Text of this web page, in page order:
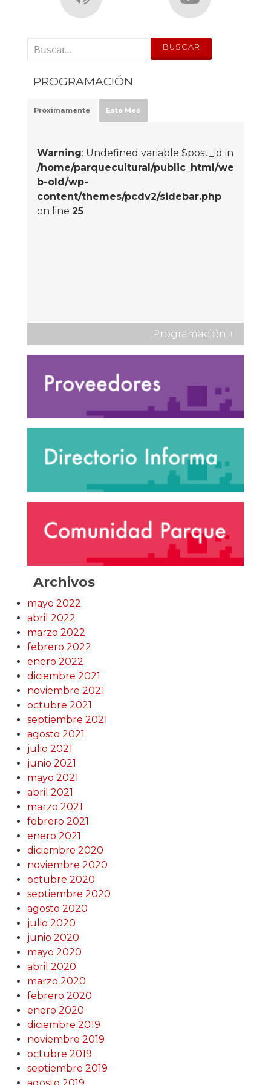
' . __('Search for:') . '
PROGRAMACIÓN
Próximamente Este Mes
Warning: Undefined variable $post_id in
/home/parquecultural/public_html/we
b-old/wp-
content/themes/pcdv2/sidebar.php
on line 25
Programación +
Archivos
mayo 2022
abril 2022
marzo 2022
febrero 2022
enero 2022
diciembre 2021
noviembre 2021
octubre 2021
septiembre 2021
agosto 2021
julio 2021
junio 2021
mayo 2021
abril 2021
marzo 2021
febrero 2021
enero 2021
diciembre 2020
noviembre 2020
octubre 2020
septiembre 2020
agosto 2020
julio 2020
junio 2020
mayo 2020
abril 2020
marzo 2020
febrero 2020
enero 2020
diciembre 2019
noviembre 2019
octubre 2019
septiembre 2019